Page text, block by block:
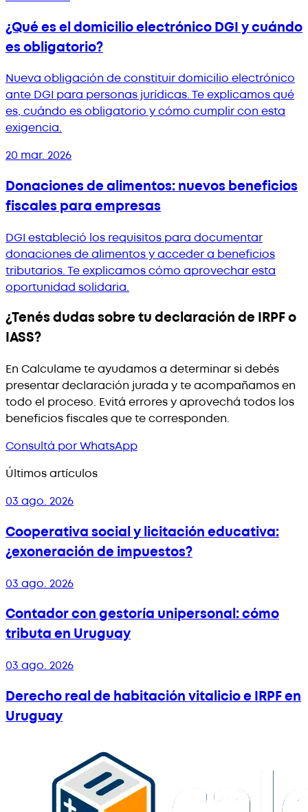
¿Qué es el domicilio electrónico DGI y cuándo
es obligatorio?
Nueva obligación de constituir domicilio electrónico
ante DGI para personas jurídicas. Te explicamos qué
es, cuándo es obligatorio y cómo cumplir con esta
exigencia.
20 mar. 2026
Donaciones de alimentos: nuevos beneficios
fiscales para empresas
DGI estableció los requisitos para documentar
donaciones de alimentos y acceder a beneficios
tributarios. Te explicamos cómo aprovechar esta
oportunidad solidaria.
¿Tenés dudas sobre tu declaración de IRPF o
IASS?
En Calculame te ayudamos a determinar si debés
presentar declaración jurada y te acompañamos en
todo el proceso. Evitá errores y aprovechá todos los
beneficios fiscales que te corresponden.
Consultá por WhatsApp
Últimos artículos
03 ago. 2026
Cooperativa social y licitación educativa:
¿exoneración de impuestos?
03 ago. 2026
Contador con gestoría unipersonal: cómo
tributa en Uruguay
03 ago. 2026
Derecho real de habitación vitalicio e IRPF en
Uruguay